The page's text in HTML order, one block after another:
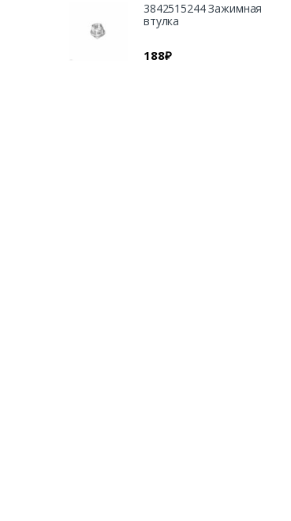
3842515244 Зажимная
втулка
188₽